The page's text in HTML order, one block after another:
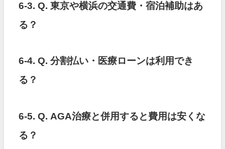
6-3. Q. 東京や横浜の交通費・宿泊補助はあ
る？
6-4. Q. 分割払い・医療ローンは利用でき
る？
6-5. Q. AGA治療と併用すると費用は安くな
る？